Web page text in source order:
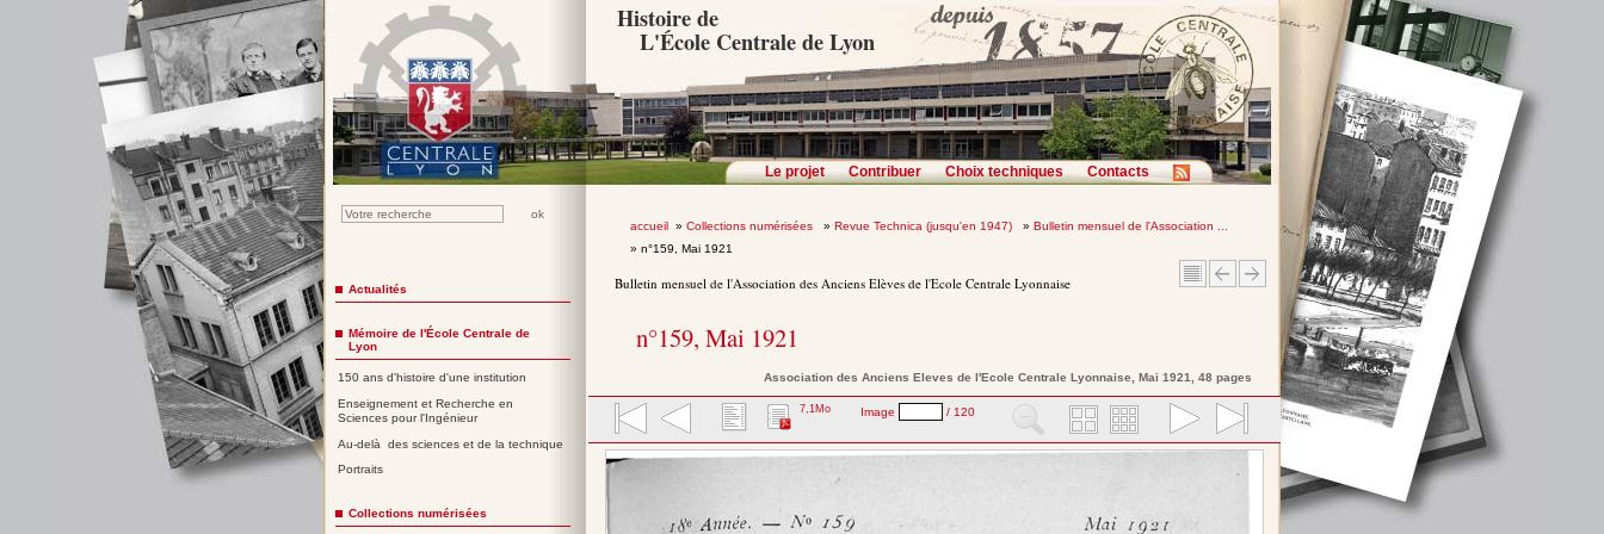
Histoire de
L'École Centrale de Lyon
Le projet Contribuer Choix techniques Contacts
accueil» Collections numérisées » Revue Technica (jusqu'en 1947) » Bulletin mensuel de l'Association ...
» n°159, Mai 1921
Bulletin mensuel de l'Association des Anciens Elèves de l'Ecole Centrale Lyonnaise
n°159, Mai 1921
Association des Anciens Eleves de l'Ecole Centrale Lyonnaise, Mai 1921, 48 pages
7,1Mo Image / 120
Actualités
Mémoire de l'École Centrale de
Lyon
150 ans d'histoire d'une institution
Enseignement et Recherche en
Sciences pour l'Ingénieur
Au-delà des sciences et de la technique
Portraits
Collections numérisées